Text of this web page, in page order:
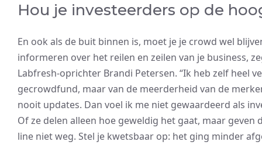
Hou je investeerders op de
En ook als de buit binnen is, moet je je crowd wel
informeren over het reilen en zeilen van je business,
Labfresh-oprichter Brandi Petersen. “Ik heb zelf heel
gecrowdfund, maar van de meerderheid van de
nooit updates. Dan voel ik me niet gewaardeerd als
Of ze delen alleen hoe geweldig het gaat, maar geven
line niet weg. Stel je kwetsbaar op: het ging minder